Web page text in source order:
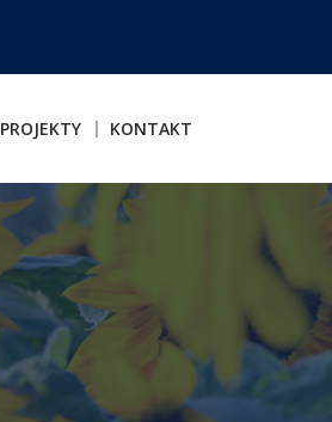
PROJEKTY KONTAKT